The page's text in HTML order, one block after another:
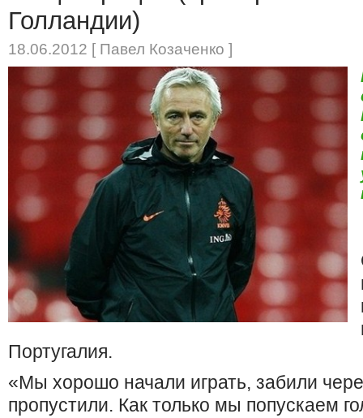
Голландии)
18.06.2012 [ Павел Козаченко ]
Португалия.
«Мы хорошо начали играть, забили
пропустили. Как только мы попускаем